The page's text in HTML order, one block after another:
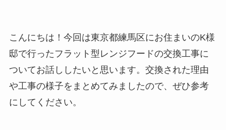
こんにちは！今回は東京都練馬区にお住まいのK様
邸で行ったフラット型レンジフードの交換工事に
ついてお話ししたいと思います。交換された理由
や工事の様子をまとめてみましたので、ぜひ参考
にしてください。